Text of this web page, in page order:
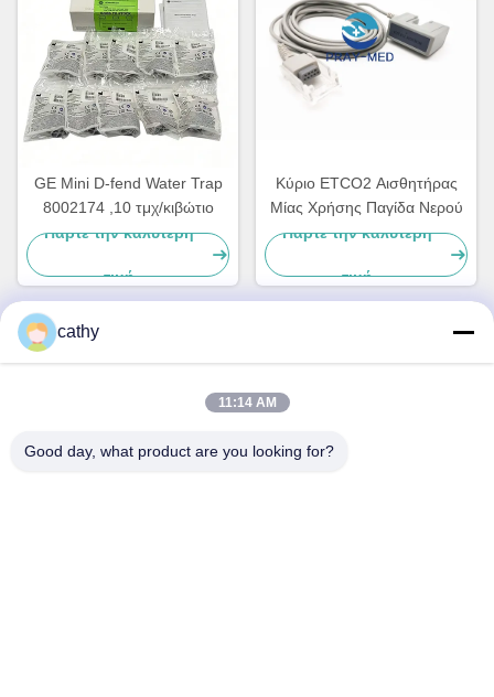
GE Mini D-fend Water Trap
8002174 ,10 τμχ/κιβώτιο
Πάρτε την καλύτερη
τιμή
Κύριο ETCO2 Αισθητήρας
Μίας Χρήσης Παγίδα Νερού
Πάρτε την καλύτερη
τιμή
4ος-5ος όροφος, κτίριο 3,19 North Danzi Road, οδός
cathy
11:14 AM
Good day, what product are you looking for?